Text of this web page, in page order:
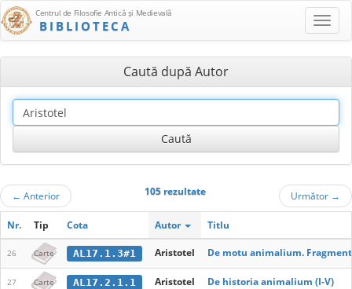
Centrul de Filosofie Antică şi Medievală
BIBLIOTECA
Caută după Autor
← Anterior 105 rezultate Următor →
Nr. Tip Cota Autor Titlu
26 Carte AL17.1.3#1 Aristotel De motu animalium.
27 Carte AL17.2.1.1 Aristotel De historia animalium (I-V)